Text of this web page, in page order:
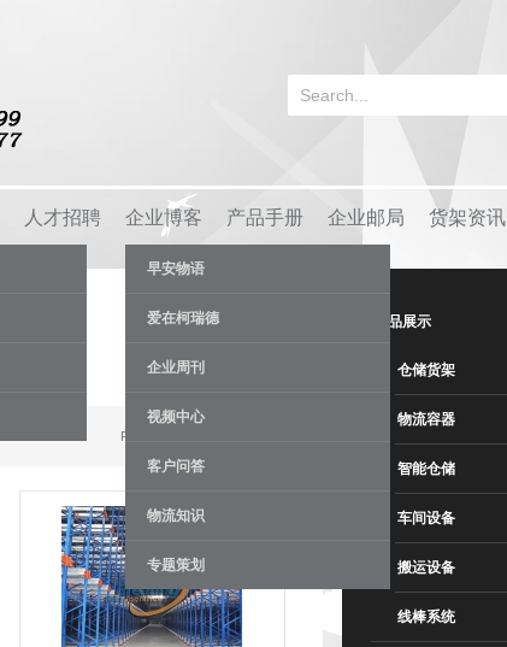
人才招聘 企业博客
早安物语
爱在柯瑞德
企业周刊
视频中心
客户问答
物流知识
专题策划
产品手册 企业邮局 货架资讯
Results 1 - 9 of 54
产品展示
仓储货架
物流容器
智能仓储
车间设备
搬运设备
线棒系统